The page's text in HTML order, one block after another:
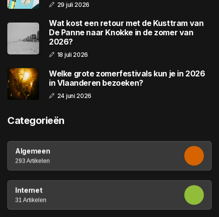
29 juli 2026
Wat kost een retour met de Kusttram van
De Panne naar Knokke in de zomer van
2026?
18 juli 2026
Welke grote zomerfestivals kun je in 2026
in Vlaanderen bezoeken?
24 juni 2026
Categorieën
Algemeen
293 Artikelen
Internet
31 Artikelen